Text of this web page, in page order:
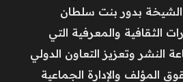
بدور بنت سلطان
الثقافية والمعرفية التي
وتعزيز التعاون الدولي
المؤلف والإدارة الجماعية